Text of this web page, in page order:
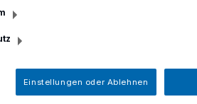
April, führt das „Theater
„Aktionsbündnis für
gegen Deutschland“ im
auf.
Einstellungen oder Ablehnen